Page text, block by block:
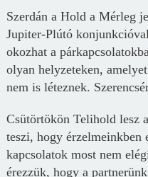
Szerdán a Hold a Mérleg
Jupiter-Plútó
okozhat a
olyan helyzeteken,
nem is léteznek.
Csütörtökön Telihold lesz
teszi, hogy érzelmeinkben
kapcsolatok most nem
érezzük, hogy a